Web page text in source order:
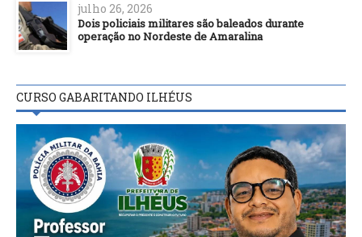
julho 26, 2026
Dois policiais militares são baleados durante
operação no Nordeste de Amaralina
CURSO GABARITANDO ILHÉUS